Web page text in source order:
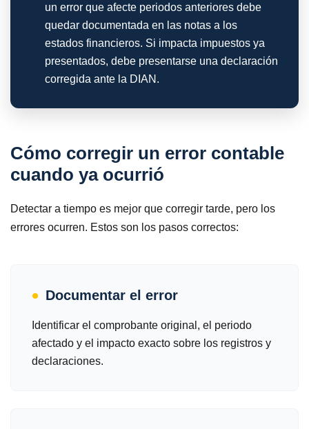
un error que afecte periodos anteriores debe
quedar documentada en las notas a los
estados financieros. Si impacta impuestos ya
presentados, debe presentarse una declaración
corregida ante la DIAN.
Cómo corregir un error contable
cuando ya ocurrió
Detectar a tiempo es mejor que corregir tarde, pero los
errores ocurren. Estos son los pasos correctos:
Documentar el error
Identificar el comprobante original, el periodo
afectado y el impacto exacto sobre los registros y
declaraciones.